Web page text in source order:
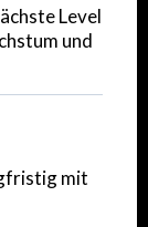
Level
und
mit